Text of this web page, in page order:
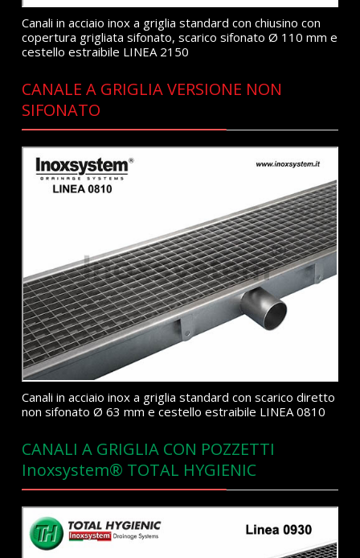
Canali in acciaio inox a griglia standard con chiusino con
copertura grigliata sifonato, scarico sifonato Ø 110 mm e
cestello estraibile LINEA 2150
CANALE A GRIGLIA VERSIONE NON
SIFONATO
Canali in acciaio inox a griglia standard con scarico diretto
non sifonato Ø 63 mm e cestello estraibile LINEA 0810
CANALI A GRIGLIA CON POZZETTI
Inoxsystem® TOTAL HYGIENIC